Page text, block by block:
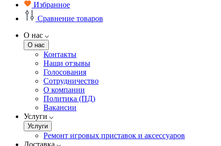
Избранное
Сравнение товаров
О нас
О нас
Контакты
Наши отзывы
Голосования
Сотрудничество
О компании
Политика (ПД)
Вакансии
Услуги
Услуги
Ремонт игровых приставок и аксессуаров
Доставка